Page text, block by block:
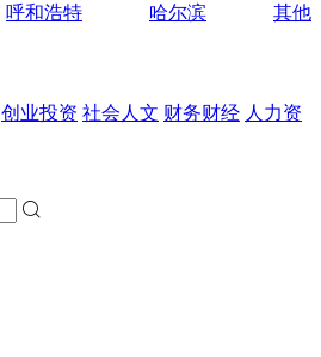
呼和浩特 哈尔滨
其他
创业投资 社会人文 财务财经 人力资